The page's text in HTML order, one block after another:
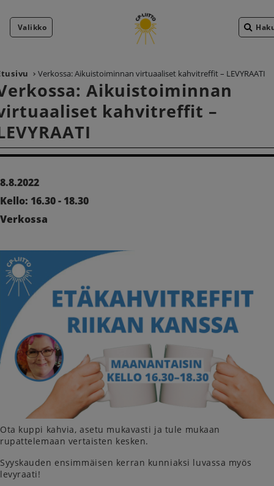
Valikko
Verkossa: Aikuistoiminnan virtuaaliset kahvitreffit – LEVYRAATI
Aikuistoiminnan
kahvitreffit –
8.8.2022
Kello: 16.30 - 18.30
Verkossa
Ota kuppi kahvia, asetu mukavasti ja tule mukaan
rupattelemaan vertaisten kesken.
Syyskauden ensimmäisen kerran kunniaksi luvassa myös
levyraati!